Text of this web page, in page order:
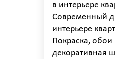
в интерьере
Современный
интерьере
Покраска, обои
декоративная